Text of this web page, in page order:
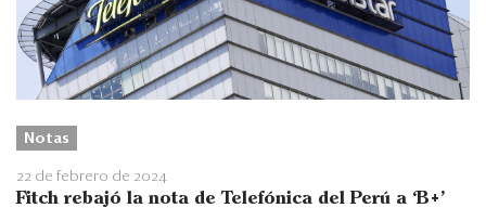
Notas
22 de febrero de 2024
Fitch rebajó la nota de Telefónica del Perú a ‘B+’